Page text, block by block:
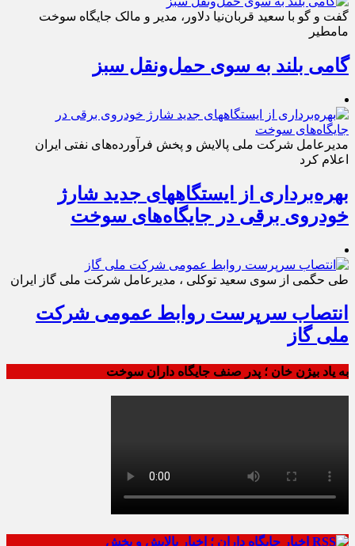
گفت و گو با سعید قربان‌نیا دلاور، مدیر و مالک جایگاه سوخت
مامطیر
گامی بلند به سوی حمل‌ونقل سبز
مدیرعامل شرکت ملی پالایش و پخش فرآورده‌های نفتی ایران
اعلام کرد
بهره‌برداری از ایستگاههای جدید شارژ
خودروی برقی در جایگاه‌های سوخت
طی حگمی از سوی سعید توکلی ، مدیرعامل شرکت ملی گاز ایران
انتصاب سرپرست روابط عمومی شرکت
ملی گاز
به یاد بیژن خان ؛ پدر صنف جایگاه داران سوخت
اخبار جایگاه داران ؛ اخبار پالایش و پخش